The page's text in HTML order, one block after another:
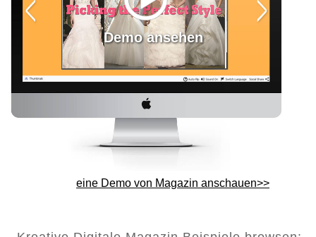
Demo ansehen
eine Demo von Magazin anschauen>>